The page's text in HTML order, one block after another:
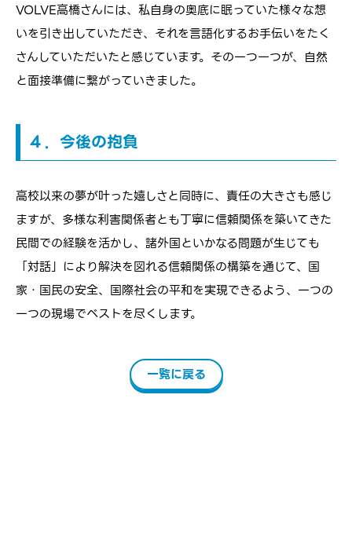
VOLVE高橋さんには、私自身の奥底に眠っていた様々な想
いを引き出していただき、それを言語化するお手伝いをたく
さんしていただいたと感じています。その一つ一つが、自然
と面接準備に繋がっていきました。
４．今後の抱負
高校以来の夢が叶った嬉しさと同時に、責任の大きさも感じ
ますが、多様な利害関係者とも丁寧に信頼関係を築いてきた
民間での経験を活かし、諸外国といかなる問題が生じても
「対話」により解決を図れる信頼関係の構築を通じて、国
家・国民の安全、国際社会の平和を実現できるよう、一つの
一つの現場でベストを尽くします。
一覧に戻る